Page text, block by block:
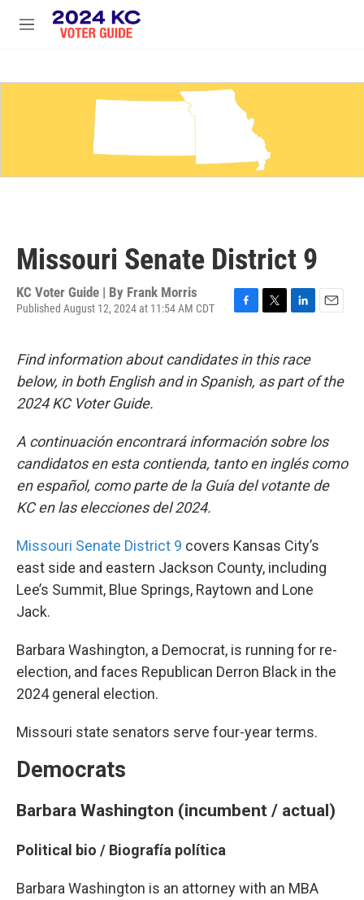
Skip to main content
M
h
Missouri Senate District 9
KC Voter Guide | By Frank Morris
Published August 12, 2024 at 11:54 AM CDT
F
e
b
o
T
t
t
e
L
k
e
d
E
l
Find information about candidates in this race
below, in both English and in Spanish, as part of the
2024 KC Voter Guide.
A continuación encontrará información sobre los
candidatos en esta contienda, tanto en inglés como
en español, como parte de la Guía del votante de
KC en las elecciones del 2024.
Missouri Senate District 9 covers Kansas City’s
east side and eastern Jackson County, including
Lee’s Summit, Blue Springs, Raytown and Lone
Jack.
Barbara Washington, a Democrat, is running for re-
election, and faces Republican Derron Black in the
2024 general election.
Missouri state senators serve four-year terms.
Democrats
Barbara Washington (incumbent / actual)
Political bio / Biografía política
Barbara Washington is an attorney with an MBA